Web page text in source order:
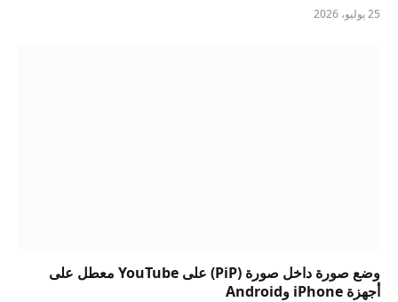
25 يوليو، 2026
وضع صورة داخل صورة (PiP) على YouTube معطل على
أجهزة iPhone وAndroid